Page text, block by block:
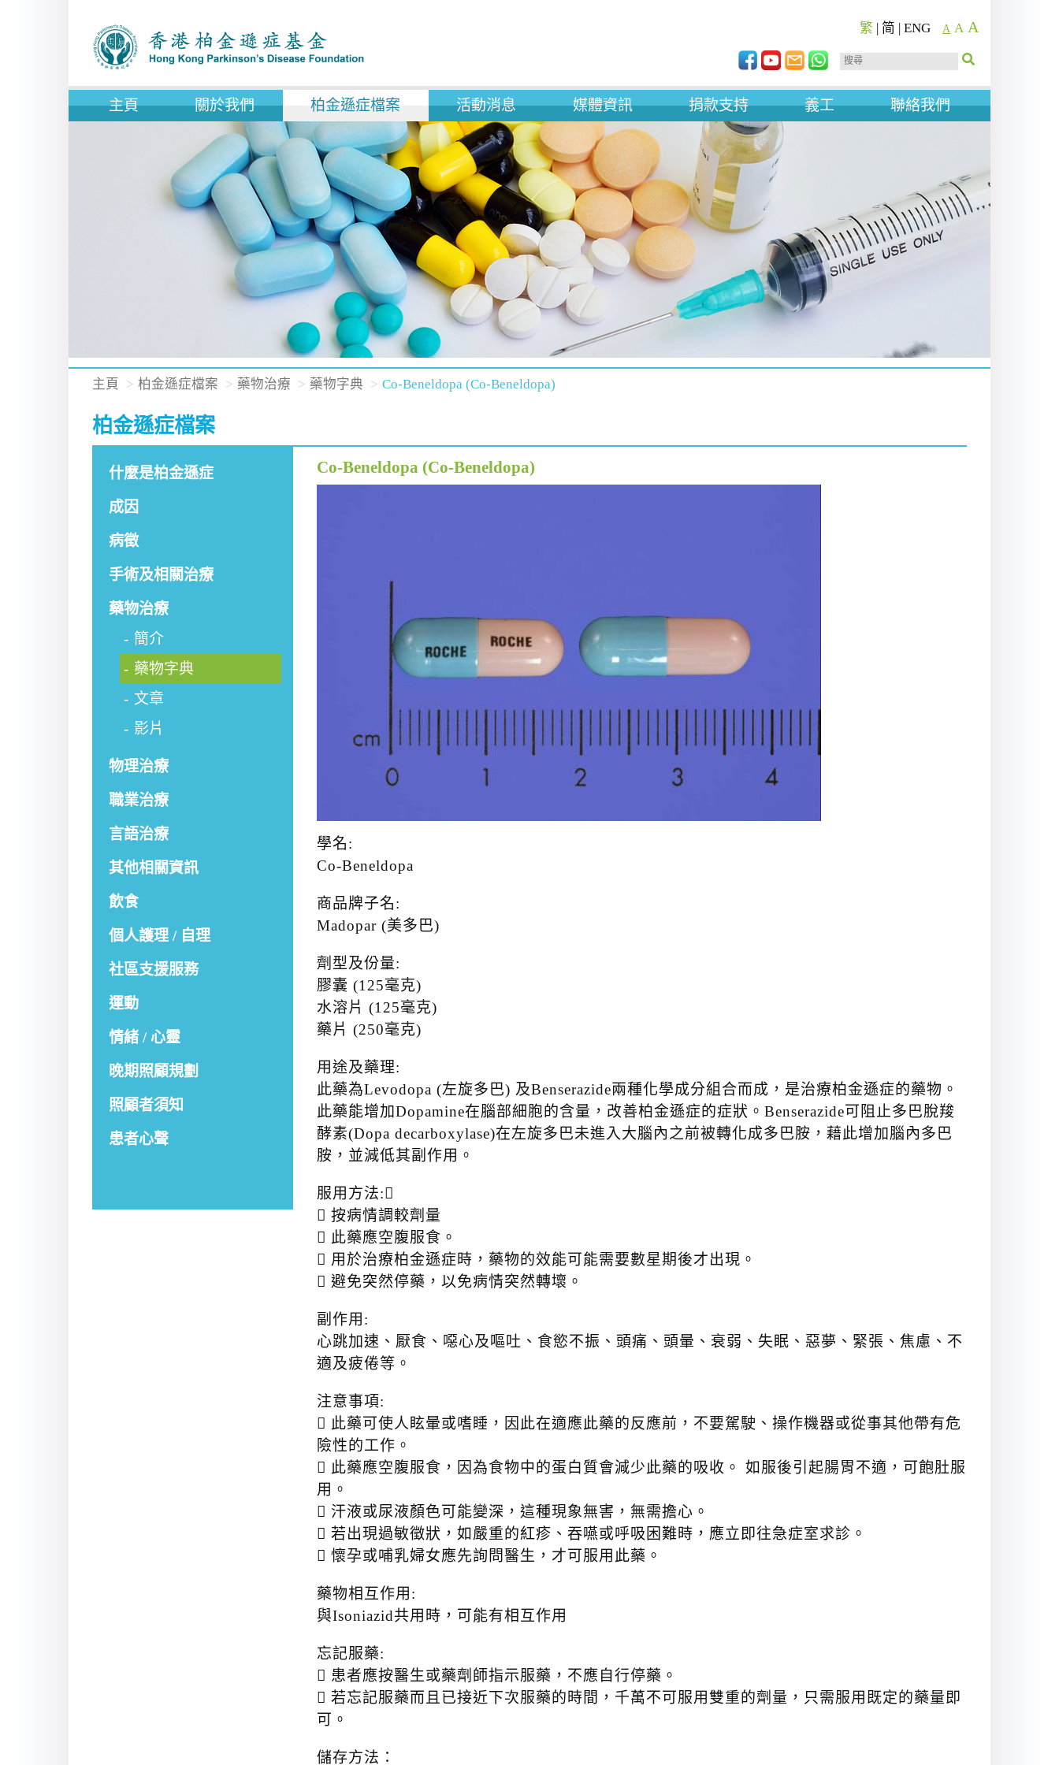
繁 | 简 | ENG A A A
主頁 關於我們 柏金遜症檔案 活動消息 媒體資訊 捐款支持 義工 聯絡我們
主頁 柏金遜症檔案 藥物治療 藥物字典 Co-Beneldopa (Co-Beneldopa)
柏金遜症檔案
什麼是柏金遜症
成因
病徵
手術及相關治療
藥物治療
簡介
藥物字典
文章
影片
物理治療
職業治療
言語治療
其他相關資訊
飲食
個人護理 / 自理
社區支援服務
運動
情緒 / 心靈
晚期照顧規劃
照顧者須知
患者心聲
Co-Beneldopa (Co-Beneldopa)
學名:
Co-Beneldopa
商品牌子名:
Madopar (美多巴)
劑型及份量:
膠囊 (125毫克)
水溶片 (125毫克)
藥片 (250毫克)
用途及藥理:
此藥為Levodopa (左旋多巴) 及Benserazide兩種化學成分組合而成，是治療柏金遜症的藥物。
此藥能增加Dopamine在腦部細胞的含量，改善柏金遜症的症狀。Benserazide可阻止多巴脫羧
酵素(Dopa decarboxylase)在左旋多巴未進入大腦內之前被轉化成多巴胺，藉此增加腦內多巴
胺，並減低其副作用。
服用方法:
 按病情調較劑量
 此藥應空腹服食。
 用於治療柏金遜症時，藥物的效能可能需要數星期後才出現。
 避免突然停藥，以免病情突然轉壞。
副作用:
心跳加速、厭食、噁心及嘔吐、食慾不振、頭痛、頭暈、衰弱、失眠、惡夢、緊張、焦慮、不
適及疲倦等。
注意事項:
 此藥可使人眩暈或嗜睡，因此在適應此藥的反應前，不要駕駛、操作機器或從事其他帶有危
險性的工作。
 此藥應空腹服食，因為食物中的蛋白質會減少此藥的吸收。 如服後引起腸胃不適，可飽肚服
用。
 汗液或尿液顏色可能變深，這種現象無害，無需擔心。
 若出現過敏徵狀，如嚴重的紅疹、吞嚥或呼吸困難時，應立即往急症室求診。
 懷孕或哺乳婦女應先詢問醫生，才可服用此藥。
藥物相互作用:
與Isoniazid共用時，可能有相互作用
忘記服藥:
 患者應按醫生或藥劑師指示服藥，不應自行停藥。
 若忘記服藥而且已接近下次服藥的時間，千萬不可服用雙重的劑量，只需服用既定的藥量即
可。
儲存方法：